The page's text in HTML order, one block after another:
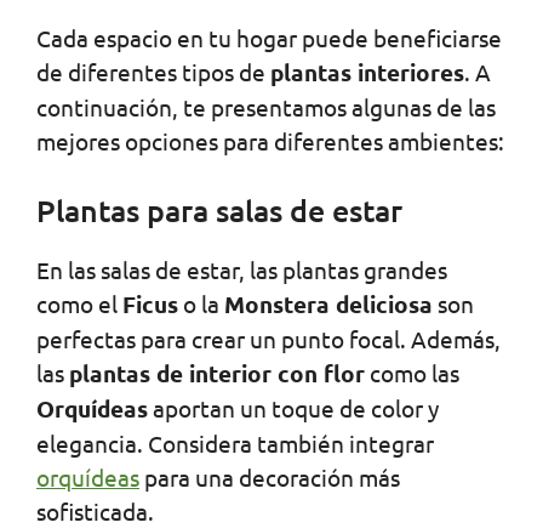
Cada espacio en tu hogar puede beneficiarse
de diferentes tipos de plantas interiores. A
continuación, te presentamos algunas de las
mejores opciones para diferentes ambientes:
Plantas para salas de estar
En las salas de estar, las plantas grandes
como el Ficus o la Monstera deliciosa son
perfectas para crear un punto focal. Además,
las plantas de interior con flor como las
Orquídeasaportan un toque de color y
elegancia. Considera también integrar
orquídeas para una decoración más
sofisticada.